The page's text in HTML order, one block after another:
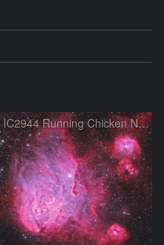
IC2944 Running Chicken Nebula